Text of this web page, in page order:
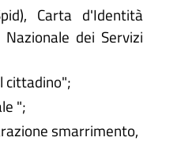
Carta d'Identità
dei Servizi
cittadino";
";
smarrimento,